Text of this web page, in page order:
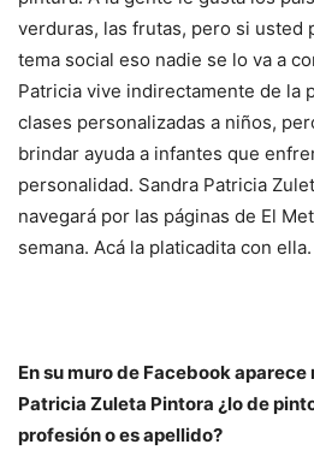
verduras, las frutas, pero si usted
tema social eso nadie se lo va a
Patricia vive indirectamente de la
clases personalizadas a niños,
brindar ayuda a infantes que
personalidad. Sandra Patricia
navegará por las páginas de El
semana. Acá la platicadita con ella.
En su muro de Facebook
Patricia Zuleta Pintora ¿lo de
profesión o es apellido?